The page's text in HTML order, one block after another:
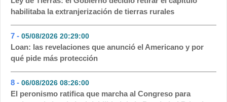
habilitaba la extranjerización de tierras rurales
7 - 05/08/2026 20:29:00
Loan: las revelaciones que anunció el Americano y por
qué pide más protección
8 - 06/08/2026 08:26:00
El peronismo ratifica que marcha al Congreso para